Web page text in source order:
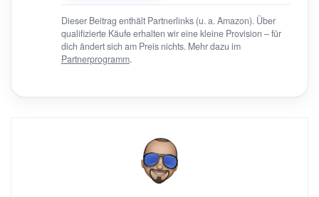
Dieser Beitrag enthält Partnerlinks (u. a. Amazon). Über
qualifizierte Käufe erhalten wir eine kleine Provision – für
dich ändert sich am Preis nichts. Mehr dazu im
Partnerprogramm.